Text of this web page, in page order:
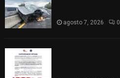
agosto 7, 2026 0